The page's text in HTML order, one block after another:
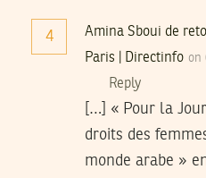
4
Amina Sboui de
Paris | Directinfo on
Reply
[…] « Pour la
droits des
monde arabe »